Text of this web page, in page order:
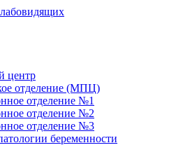
центр
отделение (МПЦ)
отделение №1
отделение №2
отделение №3
беременности